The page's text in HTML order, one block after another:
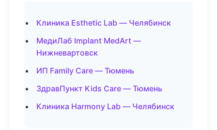
Клиника Esthetic Lab — Челябинск
МедиЛаб Implant MedArt —
Нижневартовск
ИП Family Care — Тюмень
ЗдравПункт Kids Care — Тюмень
Клиника Harmony Lab — Челябинск